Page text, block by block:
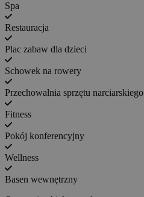
Spa
Restauracja
Plac zabaw dla dzieci
Schowek na rowery
Przechowalnia sprzętu narciarskiego
Fitness
Pokój konferencyjny
Wellness
Basen wewnętrzny